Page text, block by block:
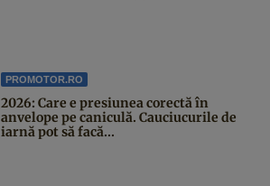
PROMOTOR.RO
2026: Care e presiunea corectă în
anvelope pe caniculă. Cauciucurile de
iarnă pot să facă...